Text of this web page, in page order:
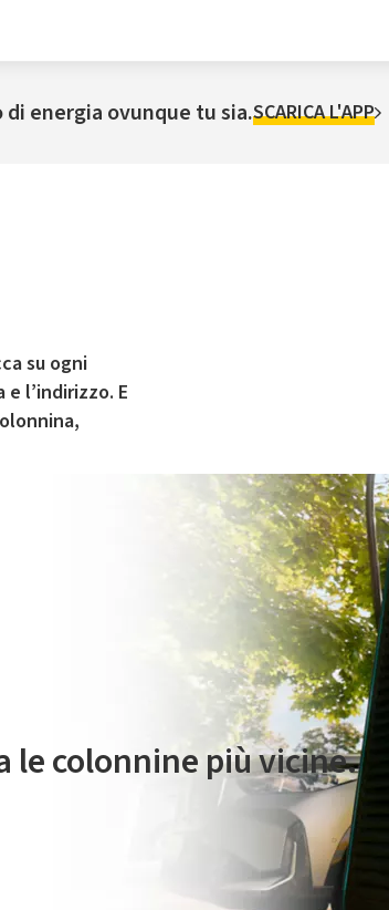
di energia ovunque tu sia.SCARICA L'APP
su ogni
l’indirizzo. E
elettrica è gestito da Plenitude On The Road
le colonnine più vicine.